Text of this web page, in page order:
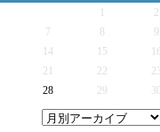
2
7 9
14 15 16
21 22 23
28 29 30